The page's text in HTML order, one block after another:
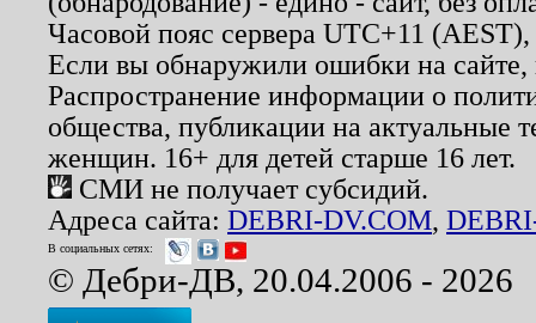
Часовой пояс сервера UTC+11
Если вы обнаружили ошибки на
Распространение информации о
общества, публикации на актуальные
женщин. 16+ для детей старше 16 лет.
СМИ не получает субсидий.
Адреса сайта: DEBRI-DV.COM,
В социальных сетях:
© Дебри-ДВ, 20.04.2006 - 2026